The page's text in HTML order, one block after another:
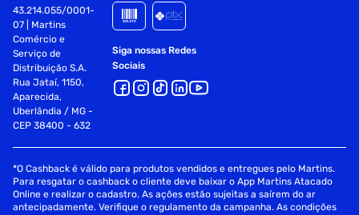
jogos, como Ray Tracing, que realça sombras e reflexos em
gráficos de jogos. O Galaxy S24 Ultra usa IA em muitos
aplicativos. Por exemplo, a câmera usa o AI Zoom para tirar
fotos com zoom melhores. O Assistente de fotos usa IA
para preencher fundos e mover, redimensionar ou apagar
objetos. O Tradução Simultânea permite que você se
comunique em outros idiomas por telefone.
Anatel 206372300953
43.214.055/0001-
07 | Martins
Comércio e
Serviço de
Distribuição S.A.
Rua Jataí, 1150,
Aparecida,
Uberlândia / MG -
CEP 38400 - 632
Siga nossas Redes
Sociais
*O Cashback é válido para produtos vendidos e entregues pelo Martins.
Para resgatar o cashback o cliente deve baixar o App Martins Atacado
Online e realizar o cadastro. As ações estão sujeitas a saírem do ar
antecipadamente. Verifique o regulamento da campanha. As condições